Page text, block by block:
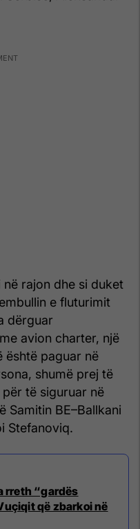
në rajon dhe si duket
e fluturimit
dërguar
avion charter, një
është paguar në
shumë prej të
të siguruar në
Samitin BE–Ballkani
Stefanoviq.
rreth “gardës
që zbarkoi në